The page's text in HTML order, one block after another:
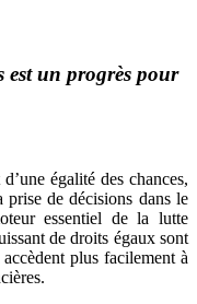
est un progrès pour
égalité des chances,
prise de décisions dans le
essentiel de la lutte
de droits égaux sont
plus facilement à